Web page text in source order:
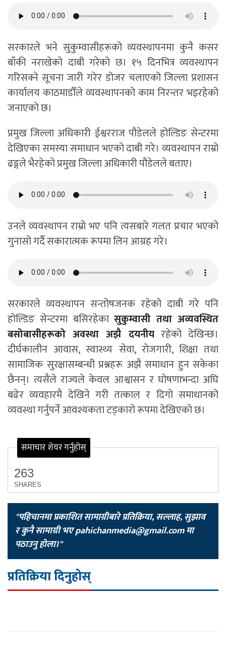
सरकारले भने सुकुम्वासीहरूको व्यवस्थापनमा कुनै कसर
बाँकी नराखेको दाबी गरेको छ। १५ दिनभित्र व्यवस्थापन
गरिसक्ने सूचना जारी गरेर डोजर चलाएको जिल्ला प्रशासन
कार्यालय काठमाडौँले व्यवस्थापनको काम निरन्तर भइरहेको
जनाएको छ।
प्रमुख जिल्ला अधिकारी ईश्वरराज पौडेलले होल्डिङ सेन्टरमा
देखिएका समस्या समाधान भएको दाबी गरे। व्यवस्थापन राम्रो
ढङ्गले भैरहेको प्रमुख जिल्ला अधिकारी पौडेलले बताए।
उनले व्यवस्थापन राम्रो भए पनि त्यसबारे गलत प्रचार भएको
गुनासो गर्दै सकारात्मक रूपमा लिन आग्रह गरे।
सरकारले व्यवस्थापन सन्तोषजनक रहेको दाबी गरे पनि
होल्डिङ सेन्टरमा बसिरहेकासुकुम्वासी तथा अव्यवस्थित
बसोबासीहरूको अवस्था अझै दयनीयरहेको देखिन्छ।
दीर्घकालीन आवास, स्वास्थ्य सेवा, रोजगारी, शिक्षा तथा
सामाजिक सुरक्षासम्बन्धी प्रश्नहरू अझै समाधान हुन सकेका
छैनन्। त्यसैले राज्यले केवल आश्वासन र घोषणाभन्दा अघि
बढेर व्यवहारमै देखिने गरी तत्काल र दिगो समाधानको
व्यवस्था गर्नुपर्ने आवश्यकता टड्कारो रूपमा देखिएको छ।
समाचार शेयर गर्नुहोस्
263
SHARES
"पहिचानमा प्रकाशित सामाग्रीबारे प्रतिक्रिया, सल्लाह, सुझाव
र कुनै सामाग्री भएpahichanmedia@gmail.comमा
पठाउनु होला।"
प्रतिक्रिया दिनुहोस्